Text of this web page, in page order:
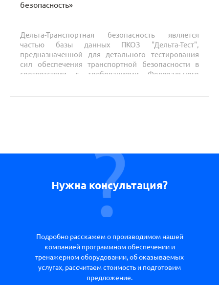
безопасность»
Дельта-Транспортная безопасность является
частью базы данных ПКОЗ "Дельта-Тест",
предназначенной для детального тестирования
сил обеспечения транспортной безопасности в
соответствии с требованиями Федерального
Нужна консультация?
Подробно расскажем о производимом нашей
компанией программном обеспечении и
тренажерном оборудовании, об оказываемых
услугах, рассчитаем стоимость и подготовим
предложение.